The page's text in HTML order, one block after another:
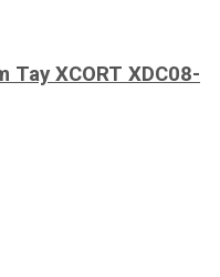
Tay XCORT XDC08-